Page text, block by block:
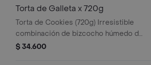
Torta de Galleta x 720g
Torta de Cookies (720g) Irresistible
combinación de bizcocho húmedo de
chocolate oscuro con sutiles notas
$ 34.600